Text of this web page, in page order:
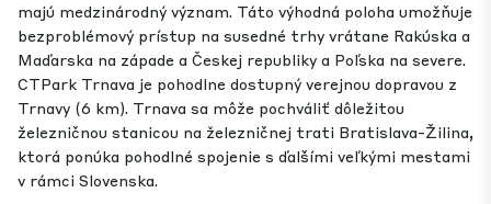
majú medzinárodný význam. Táto výhodná poloha umožňuje
bezproblémový prístup na susedné trhy vrátane Rakúska a
Maďarska na západe a Českej republiky a Poľska na severe.
CTPark Trnava je pohodlne dostupný verejnou dopravou z
Trnavy (6 km). Trnava sa môže pochváliť dôležitou
železničnou stanicou na železničnej trati Bratislava-Žilina,
ktorá ponúka pohodlné spojenie s ďalšími veľkými mestami
v rámci Slovenska.